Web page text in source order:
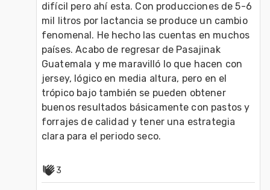
difícil pero ahí esta. Con producciones de 5-6
mil litros por lactancia se produce un cambio
fenomenal. He hecho las cuentas en muchos
países. Acabo de regresar de Pasajinak
Guatemala y me maravilló lo que hacen con
jersey, lógico en media altura, pero en el
trópico bajo también se pueden obtener
buenos resultados básicamente con pastos y
forrajes de calidad y tener una estrategia
clara para el periodo seco.
3